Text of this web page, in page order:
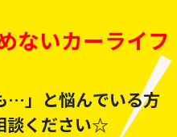
ないカーライフ
…」と悩んでいる方
談ください☆